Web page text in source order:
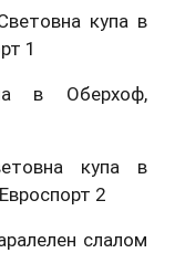
купа в
1
в Оберхоф,
купа в
2
слалом